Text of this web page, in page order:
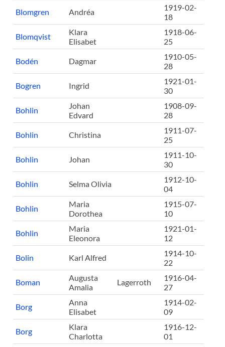
Blomgren Andréa
1919-02-
18
Blomqvist
Klara
Elisabet
1918-06-
25
Bodén Dagmar
1910-05-
28
Bogren Ingrid
1921-01-
30
Bohlin
Johan
Edvard
1908-09-
28
Bohlin Christina
1911-07-
25
Bohlin Johan
1911-10-
30
Bohlin Selma Olivia
1912-10-
04
Bohlin
Maria
Dorothea
1915-07-
10
Bohlin
Maria
Eleonora
1921-01-
12
Bolin Karl Alfred
1914-10-
22
Boman
Augusta
Amalia
Lagerroth
1916-04-
27
Borg
Anna
Elisabet
1914-02-
09
Borg
Klara
Charlotta
1916-12-
01